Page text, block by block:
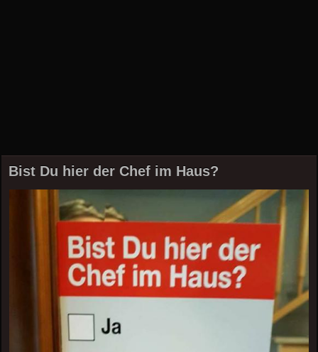
Bist Du hier der Chef im Haus?